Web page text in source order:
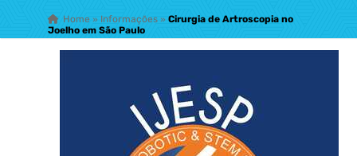
Home » Informações » Cirurgia de Artroscopia no
Joelho em São Paulo